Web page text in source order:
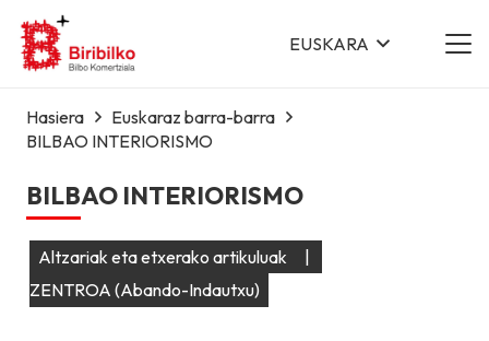
EUSKARA
Hasiera
Euskaraz barra-barra
BILBAO INTERIORISMO
BILBAO INTERIORISMO
Altzariak eta etxerako artikuluak
|
ZENTROA (Abando-Indautxu)